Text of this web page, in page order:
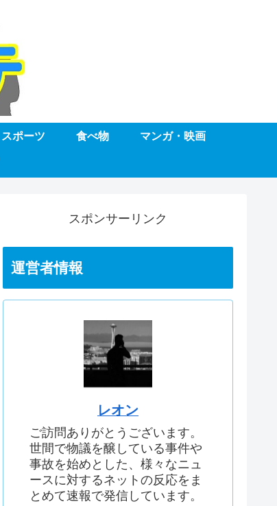
スポーツ 食べ物 マンガ・映画
スポンサーリンク
運営者情報
レオン
ご訪問ありがとうございます。
世間で物議を醸している事件や
事故を始めとした、様々なニュ
ースに対するネットの反応をま
とめて速報で発信しています。